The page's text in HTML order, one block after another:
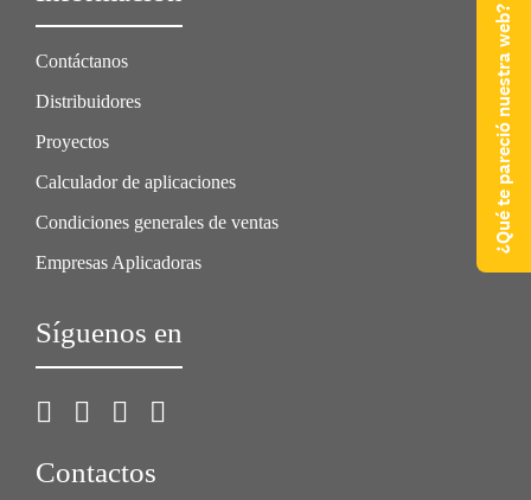
Contáctanos
Distribuidores
Proyectos
Calculador de aplicaciones
Condiciones generales de ventas
Empresas Aplicadoras
Síguenos en
Contactos
¿Qué te pareció nuestra web?